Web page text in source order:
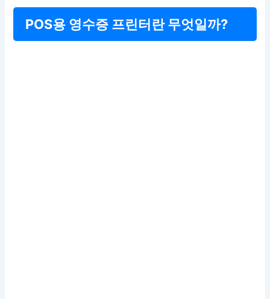
POS용 영수증 프린터란 무엇일까?